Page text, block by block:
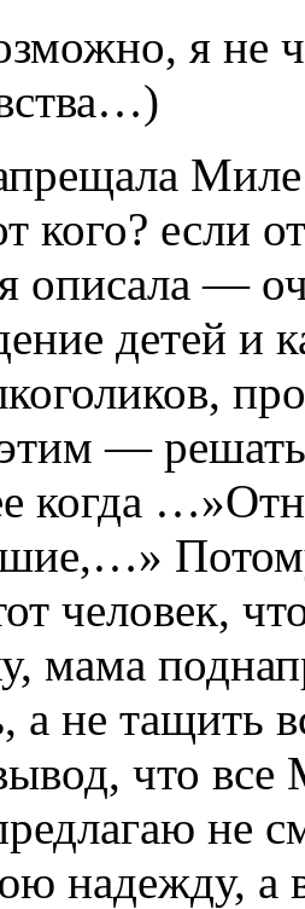
я не
кого? если
описала —
детей и
—
когда
человек,
мама
а не тащить
что все
не
надежду, а